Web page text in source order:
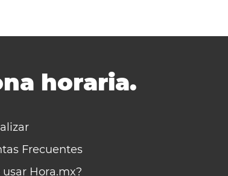
horaria.
Frecuentes
usar Hora.mx?